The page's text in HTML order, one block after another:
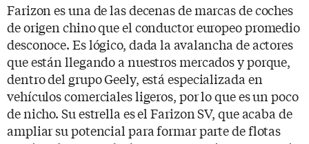
Farizon es una de las decenas de marcas de coches
de origen chino que el conductor europeo promedio
desconoce. Es lógico, dada la avalancha de actores
que están llegando a nuestros mercados y porque,
dentro del grupo Geely, está especializada en
vehículos comerciales ligeros, por lo que es un poco
de nicho. Su estrella es el Farizon SV, que acaba de
ampliar su potencial para formar parte de flotas